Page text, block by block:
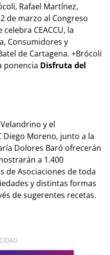
Rafael Martínez,
de marzo al Congreso
CEACCU, la
Consumidores y
de Cartagena. +Brócoli
ponencia Disfruta del
y el
Diego Moreno, junto a la
Dolores Baró ofrecerán
a 1.400
de Asociaciones de toda
y distintas formas
de sugerentes recetas.